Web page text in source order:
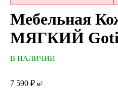
Мебельная
МЯГКИЙ
В НАЛИЧИИ
7 590 ₽ м²